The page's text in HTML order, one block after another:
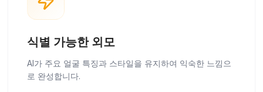
식별 가능한 외모
AI가 주요 얼굴 특징과 스타일을 유지하여 익숙한 느낌으
로 완성합니다.